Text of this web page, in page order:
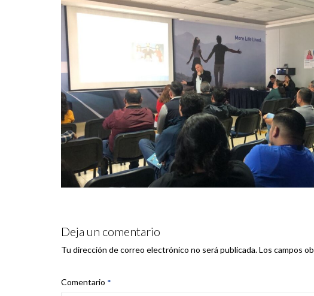
Deja un comentario
Tu dirección de correo electrónico no será publicada.Los campos
Comentario *